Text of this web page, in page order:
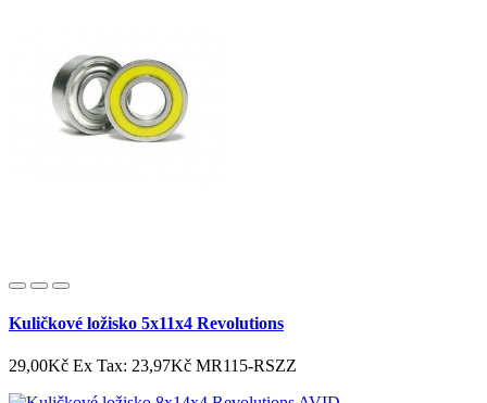
Kuličkové ložisko 5x11x4 Revolutions
29,00Kč Ex Tax: 23,97Kč MR115-RSZZ